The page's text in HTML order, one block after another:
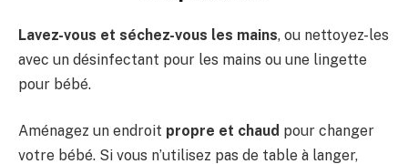
Lavez-vous et séchez-vous les mains, ou nettoyez-les
avec un désinfectant pour les mains ou une lingette
pour bébé.
Aménagez un endroit propre et chaud pour changer
votre bébé. Si vous n’utilisez pas de table à langer,